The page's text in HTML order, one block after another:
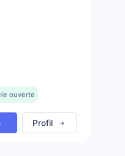
ouverte
Profil